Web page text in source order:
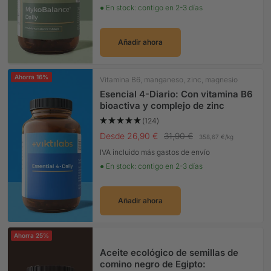
● En stock: contigo en 2-3 días
Añadir ahora
Ahorra 16% Vitamina B6, manganeso, zinc, magnesio
Esencial 4-Diario: Con vitamina B6
bioactiva y complejo de zinc
(124)
Precio Oferta
Desde 26,90 € Precio normal
31,90 € 358,67 €/kg
IVA incluido más gastos de envío
● En stock: contigo en 2-3 días
Añadir ahora
Ahorra 25%
Aceite ecológico de semillas de
comino negro de Egipto: